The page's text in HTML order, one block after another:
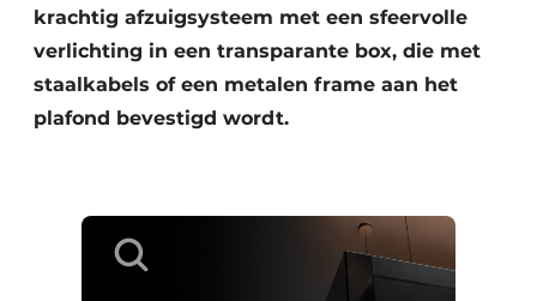
krachtig afzuigsysteem met een sfeervolle
verlichting in een transparante box, die met
staalkabels of een metalen frame aan het
plafond bevestigd wordt.